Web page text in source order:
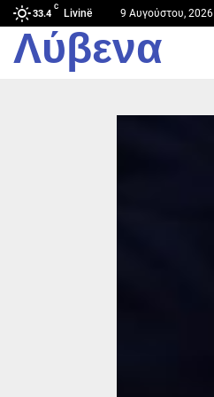
33.4
C
Livinë 9 Αυγούστου, 2026
Λύβενα